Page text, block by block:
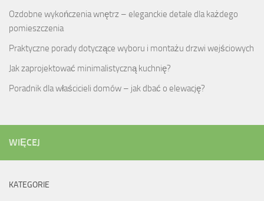
Ozdobne wykończenia wnętrz – eleganckie detale dla każdego
pomieszczenia
Praktyczne porady dotyczące wyboru i montażu drzwi wejściowych
Jak zaprojektować minimalistyczną kuchnię?
Poradnik dla właścicieli domów – jak dbać o elewację?
WIĘCEJ
KATEGORIE